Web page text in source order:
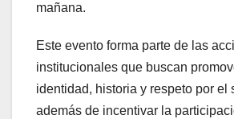
mañana.
Este evento forma parte de las
institucionales que buscan
identidad, historia y respeto por el
además de incentivar la